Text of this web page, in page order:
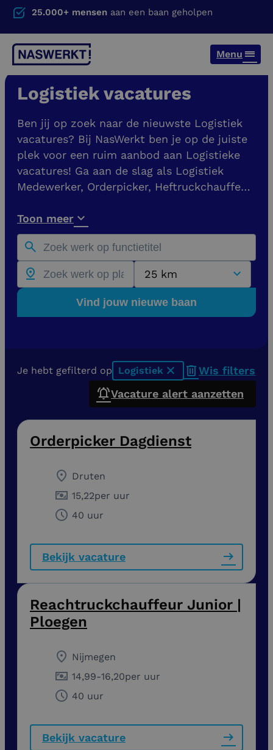
25.000+ mensen aan een baan geholpen
Menu
Logistiek vacatures
Ben jij op zoek naar de nieuwste Logistiek
vacatures? Bij NasWerkt ben je op de juiste
plek voor een ruim aanbod aan Logistieke
vacatures! Ga aan de slag als Logistiek
Medewerker, Orderpicker, Heftruckchauffeur
opdrachtgevers in heel Nederland, zoals in
Nijmegen, Wijchen, Veghel, Eindhoven en
Den Bosch.
Toon meer
25 km
Vind jouw nieuwe baan
Je hebt gefilterd op Logistiek
Wis filters
Vacature alert aanzetten
Orderpicker Dagdienst
Druten
15,22per uur
40 uur
Bekijk vacature
Reachtruckchauffeur Junior |
Ploegen
Nijmegen
14,99-16,20per uur
40 uur
Bekijk vacature